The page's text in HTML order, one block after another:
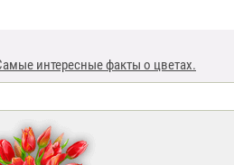
интересные факты о цветах.